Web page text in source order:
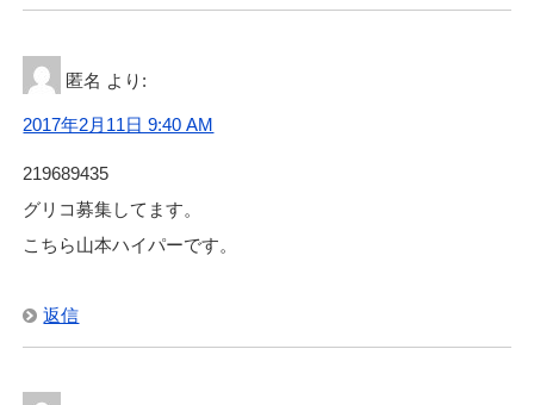
匿名 より:
2017年2月11日 9:40 AM
219689435
グリコ募集してます。
こちら山本ハイパーです。
返信